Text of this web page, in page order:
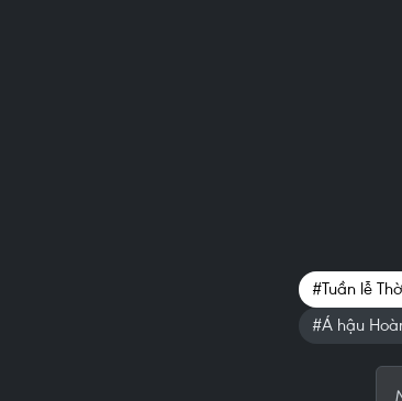
#Tuần lễ
#Á hậu